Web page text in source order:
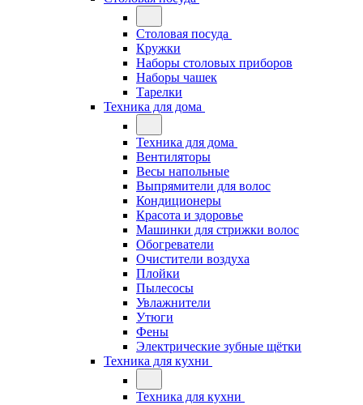
Столовая посуда
Кружки
Наборы столовых приборов
Наборы чашек
Тарелки
Техника для дома
Техника для дома
Вентиляторы
Весы напольные
Выпрямители для волос
Кондиционеры
Красота и здоровье
Машинки для стрижки волос
Обогреватели
Очистители воздуха
Плойки
Пылесосы
Увлажнители
Утюги
Фены
Электрические зубные щётки
Техника для кухни
Техника для кухни